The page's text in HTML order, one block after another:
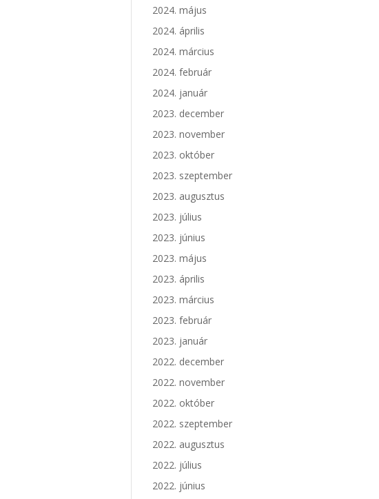
2024. május
2024. április
2024. március
2024. február
2024. január
2023. december
2023. november
2023. október
2023. szeptember
2023. augusztus
2023. július
2023. június
2023. május
2023. április
2023. március
2023. február
2023. január
2022. december
2022. november
2022. október
2022. szeptember
2022. augusztus
2022. július
2022. június